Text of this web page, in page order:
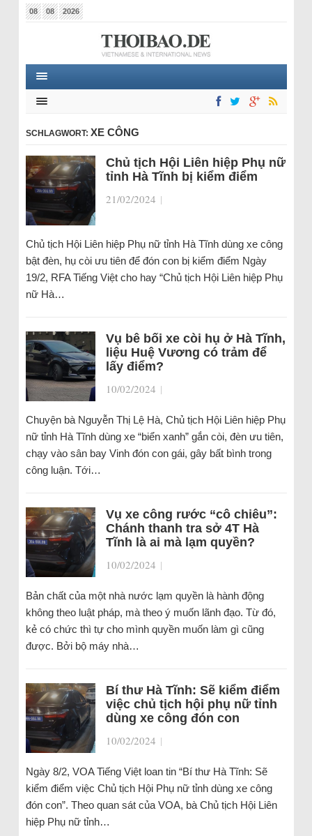
08 08 2026
SCHLAGWORT: XE CÔNG
Chủ tịch Hội Liên hiệp Phụ nữ
tỉnh Hà Tĩnh bị kiểm điểm
21/02/2024 |
Chủ tịch Hội Liên hiệp Phụ nữ tỉnh Hà Tĩnh dùng xe công
bật đèn, hụ còi ưu tiên để đón con bị kiểm điểm Ngày
19/2, RFA Tiếng Việt cho hay “Chủ tịch Hội Liên hiệp Phụ
nữ Hà…
Vụ bê bối xe còi hụ ở Hà Tĩnh,
liệu Huệ Vương có trảm để
lấy điểm?
10/02/2024 |
Chuyện bà Nguyễn Thị Lệ Hà, Chủ tịch Hội Liên hiệp Phụ
nữ tỉnh Hà Tĩnh dùng xe “biển xanh” gắn còi, đèn ưu tiên,
chạy vào sân bay Vinh đón con gái, gây bất bình trong
công luận. Tới…
Vụ xe công rước “cô chiêu”:
Chánh thanh tra sở 4T Hà
Tĩnh là ai mà lạm quyền?
10/02/2024 |
Bản chất của một nhà nước lạm quyền là hành động
không theo luật pháp, mà theo ý muốn lãnh đạo. Từ đó,
kẻ có chức thì tự cho mình quyền muốn làm gì cũng
được. Bởi bộ máy nhà…
Bí thư Hà Tĩnh: Sẽ kiểm điểm
việc chủ tịch hội phụ nữ tỉnh
dùng xe công đón con
10/02/2024 |
Ngày 8/2, VOA Tiếng Việt loan tin “Bí thư Hà Tĩnh: Sẽ
kiểm điểm việc Chủ tịch Hội Phụ nữ tỉnh dùng xe công
đón con”. Theo quan sát của VOA, bà Chủ tịch Hội Liên
hiệp Phụ nữ tỉnh…